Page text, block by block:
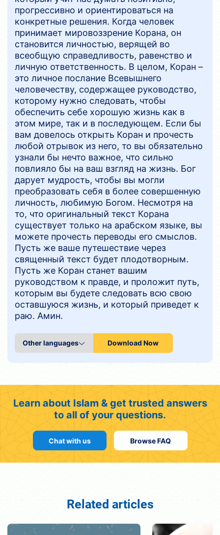
прогрессивно и ориентироваться на
конкретные решения. Когда человек
принимает мировоззрение Корана, он
становится личностью, верящей во
всеобщую справедливость, равенство и
личную ответственность. В целом, Коран –
это личное послание Всевышнего
человечеству, содержащее руководство,
которому нужно следовать, чтобы
обеспечить себе хорошую жизнь как в
этом мире, так и в последующем. Если бы
вам довелось открыть Коран и прочесть
любой отрывок из него, то вы обязательно
узнали бы нечто важное, что сильно
повлияло бы на ваш взгляд на жизнь. Бог
дарует мудрость, чтобы вы могли
преобразовать себя в более совершенную
личность, любимую Богом. Несмотря на
то, что оригинальный текст Корана
существует только на арабском языке, вы
можете прочесть переводы его смыслов.
Пусть же ваше путешествие через
священный текст будет плодотворным.
Пусть же Коран станет вашим
руководством к правде, и проложит путь,
которым вы будете следовать всю свою
оставшуюся жизнь, и который приведет к
раю. Амин.
Download Now
Learn about Islam & get trusted answers
to all of your questions.
Chat with us Browse FAQ
Related articles